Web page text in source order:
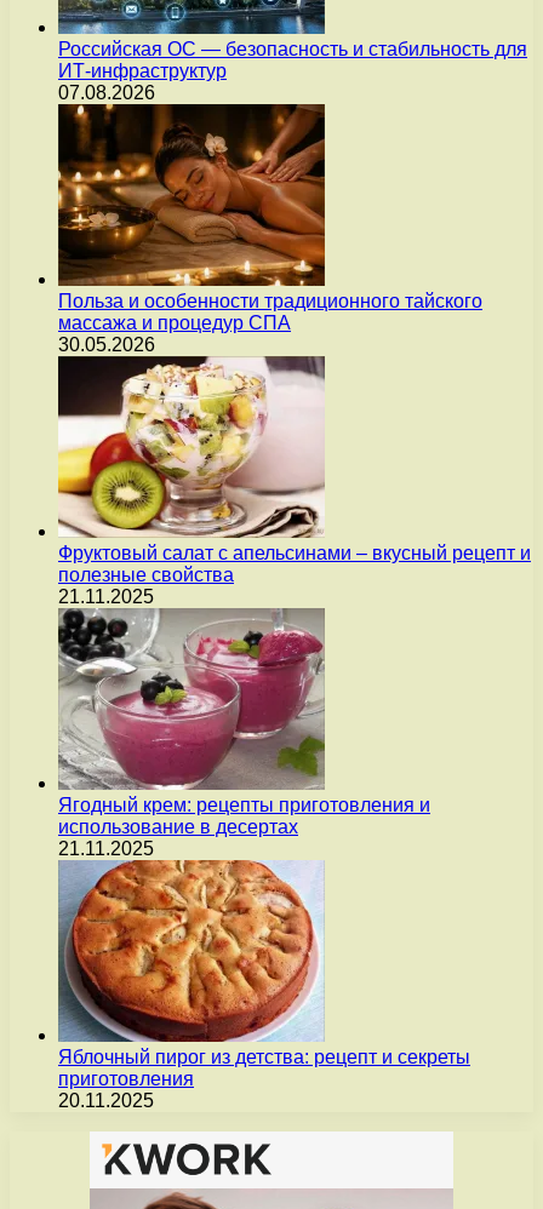
Российская ОС — безопасность и стабильность для
ИТ-инфраструктур
07.08.2026
Польза и особенности традиционного тайского
массажа и процедур СПА
30.05.2026
Фруктовый салат с апельсинами – вкусный рецепт и
полезные свойства
21.11.2025
Ягодный крем: рецепты приготовления и
использование в десертах
21.11.2025
Яблочный пирог из детства: рецепт и секреты
приготовления
20.11.2025